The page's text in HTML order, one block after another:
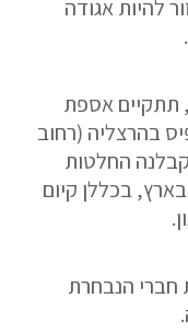
להיות אגודה
בתאריך 03.01.2013 בשעה 18:00, תתקיים אספת
בהרצליה (רחוב
זו, תתקבלנה החלטות
בכללן קיום
חברי הנבחרת